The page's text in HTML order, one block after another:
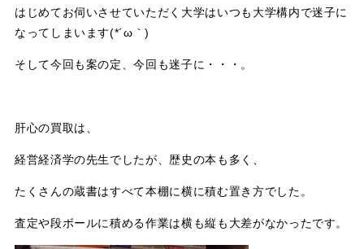
はじめてお伺いさせていただく大学はいつも大学構内で迷子に
なってしまいます(*´ω｀)
そして今回も案の定、今回も迷子に・・・。
肝心の買取は、
経営経済学の先生でしたが、歴史の本も多く、
たくさんの蔵書はすべて本棚に横に積む置き方でした。
査定や段ボールに積める作業は横も縦も大差がなかったです。